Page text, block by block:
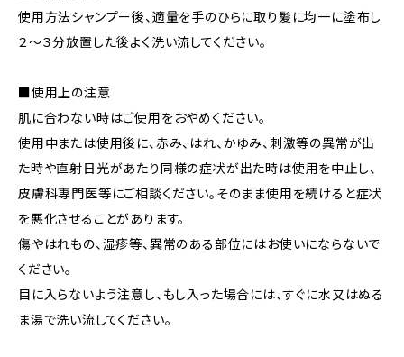
使用方法シャンプー後、適量を手のひらに取り髪に均一に塗布し
２〜３分放置した後よく洗い流してください。
■使用上の注意
肌に合わない時はご使用をおやめください。
使用中または使用後に、赤み、はれ、かゆみ、刺激等の異常が出
た時や直射日光があたり同様の症状が出た時は使用を中止し、
皮膚科専門医等にご相談ください。そのまま使用を続けると症状
を悪化させることがあります。
傷やはれもの、湿疹等、異常のある部位にはお使いにならないで
ください。
目に入らないよう注意し、もし入った場合には、すぐに水又はぬる
ま湯で洗い流してください。